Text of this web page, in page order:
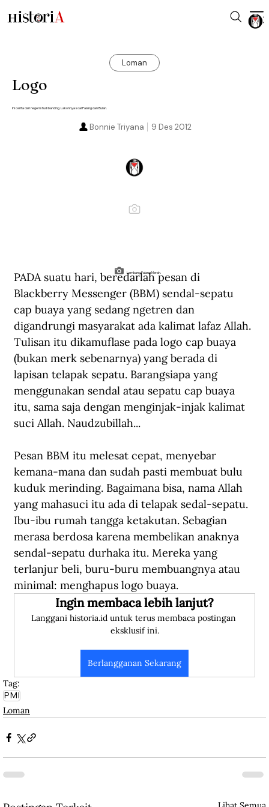
Loman
Logo
Ini cerita dari negeri studi banding. Lakonnya soal Palang dan Bulan.
9 Des 2012
Bonnie Triyana
Lambang Palang Merah.
PADA suatu hari, beredarlah pesan di
Blackberry Messenger (BBM) sendal-sepatu
cap buaya yang sedang ngetren dan
digandrungi masyarakat ada kalimat lafaz Allah.
Tulisan itu dikamuflase pada logo cap buaya
(bukan merk sebenarnya) yang berada di
lapisan telapak sepatu. Barangsiapa yang
menggunakan sendal atau sepatu cap buaya
itu, sama saja dengan menginjak-injak kalimat
suci Allah. Naudzubillah...
Pesan BBM itu melesat cepat, menyebar
kemana-mana dan sudah pasti membuat bulu
kuduk merinding. Bagaimana bisa, nama Allah
yang mahasuci itu ada di telapak sedal-sepatu.
Ibu-ibu rumah tangga ketakutan. Sebagian
merasa berdosa karena membelikan anaknya
sendal-sepatu durhaka itu. Mereka yang
terlanjur beli, buru-buru membuangnya atau
minimal: menghapus logo buaya.
Ingin membaca lebih lanjut?
Langgani historia.id untuk terus membaca postingan
eksklusif ini.
Berlangganan Sekarang
Tag:
PMI
Loman